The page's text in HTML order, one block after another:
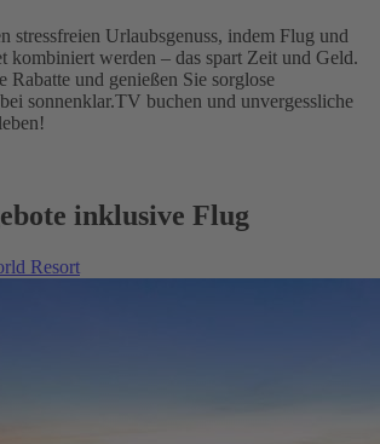
stressfreien Urlaubsgenuss, indem Flug und
kombiniert werden – das spart Zeit und Geld.
Rabatte und genießen Sie sorglose
sonnenklar.TV buchen und unvergessliche
inklusive Flug
Resort